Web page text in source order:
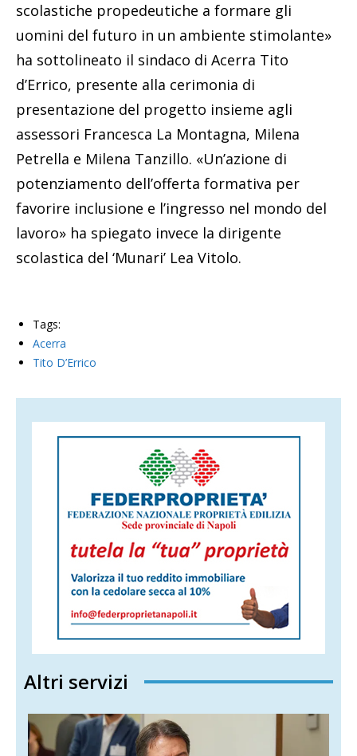
scolastiche propedeutiche a formare gli
uomini del futuro in un ambiente stimolante»
ha sottolineato il sindaco di Acerra Tito
d’Errico, presente alla cerimonia di
presentazione del progetto insieme agli
assessori Francesca La Montagna, Milena
Petrella e Milena Tanzillo. «Un’azione di
potenziamento dell’offerta formativa per
favorire inclusione e l’ingresso nel mondo del
lavoro» ha spiegato invece la dirigente
scolastica del ‘Munari’ Lea Vitolo.
Tags:
Acerra
Tito D’Errico
Altri servizi